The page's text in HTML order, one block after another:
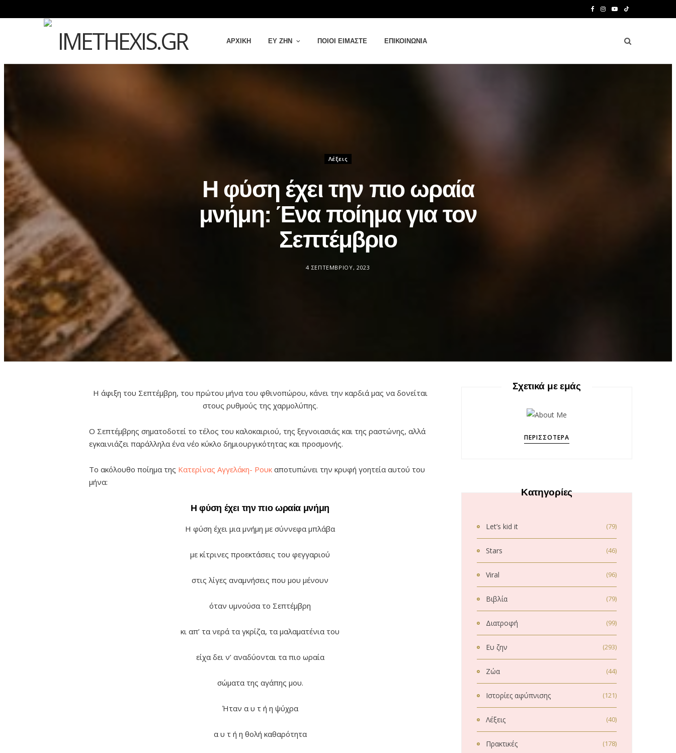
e
I
t
Y
T
T
k
T
ΑΡΧΙΚΉ ΕΥ ΖΗΝ ΠΟΙΟΙ ΕΊΜΑΣΤΕ ΕΠΙΚΟΙΝΩΝΊΑ
Λέξεις
Η φύση έχει την πιο ωραία
μνήμη: Ένα ποίημα για τον
Σεπτέμβριο
4 ΣΕΠΤΕΜΒΡΊΟΥ, 2023
Η άφιξη του Σεπτέμβρη, του πρώτου μήνα του φθινοπώρου, κάνει την καρδιά μας να δονείται
στους ρυθμούς της χαρμολύπης.
Ο Σεπτέμβρης σηματοδοτεί το τέλος του καλοκαιριού, της ξεγνοιασιάς και της ραστώνης, αλλά
εγκαινιάζει παράλληλα ένα νέο κύκλο δημιουργικότητας και προσμονής.
Το ακόλουθο ποίημα της Κατερίνας Αγγελάκη- Ρουκ αποτυπώνει την κρυφή γοητεία αυτού του
μήνα:
Η φύση έχει την πιο ωραία μνήμη
Η φύση έχει μια μνήμη με σύννεφα μπλάβα
με κίτρινες προεκτάσεις του φεγγαριού
στις λίγες αναμνήσεις που μου μένουν
όταν υμνούσα το Σεπτέμβρη
κι απ’ τα νερά τα γκρίζα, τα μαλαματένια του
είχα δει ν’ αναδύονται τα πιο ωραία
σώματα της αγάπης μου.
Ήταν α υ τ ή η ψύχρα
α υ τ ή η θολή καθαρότητα
Σχετικά με εμάς
ΠΕΡΙΣΣΌΤΕΡΑ
Κατηγορίες
Let’s kid it (79)
Stars (46)
Viral (96)
Βιβλία (79)
Διατροφή (99)
Ευ ζην (293)
Ζώα (44)
Ιστορίες αφύπνισης (121)
Λέξεις (40)
Πρακτικές (178)